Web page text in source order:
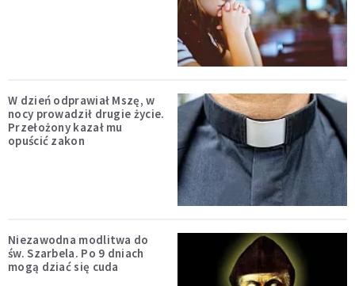
W dzień odprawiał Mszę, w
nocy prowadził drugie życie.
Przełożony kazał mu
opuścić zakon
Niezawodna modlitwa do
św. Szarbela. Po 9 dniach
mogą dziać się cuda